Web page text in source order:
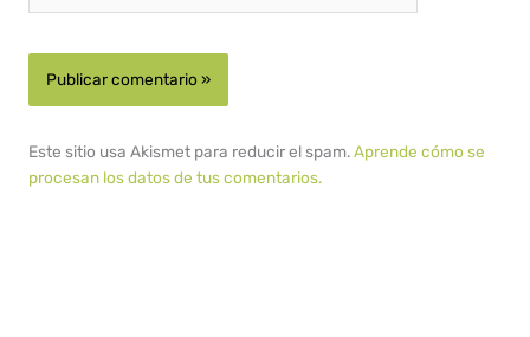
Este sitio usa Akismet para reducir el spam.Aprende cómo se
procesan los datos de tus comentarios.